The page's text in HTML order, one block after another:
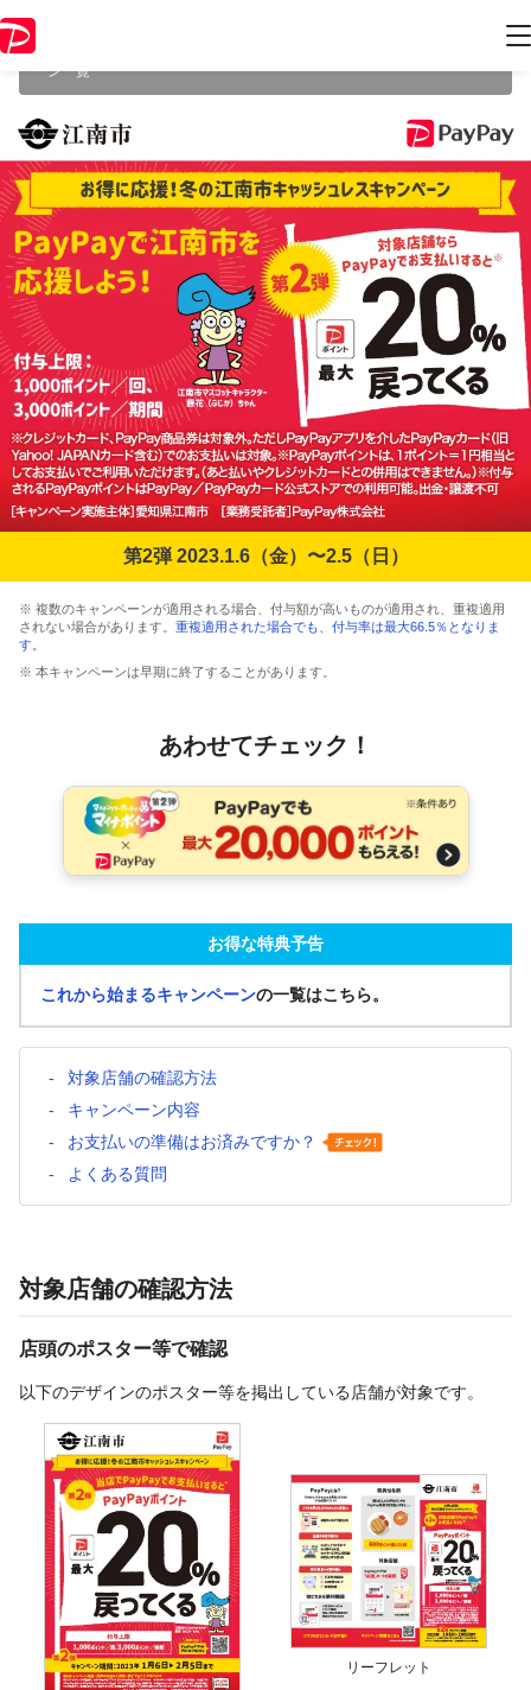
内の情報はキャンペーン終了時点のものになります。
ーン一覧
第2弾 2023.1.6（金）〜2.5（日）
※ 複数のキャンペーンが適用される場合、付与額が高いものが適用され、重複適用
されない場合があります。 重複適用された場合でも、付与率は最大66.5％となりま
す。
※ 本キャンペーンは早期に終了することがあります。
あわせてチェック！
お得な特典予告
これから始まるキャンペーンの一覧はこちら。
対象店舗の確認方法
キャンペーン内容
お支払いの準備はお済みですか？
よくある質問
対象店舗の確認方法
店頭のポスター等で確認
以下のデザインのポスター等を掲出している店舗が対象です。
リーフレット